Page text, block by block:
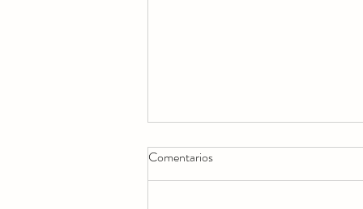
Comentarios